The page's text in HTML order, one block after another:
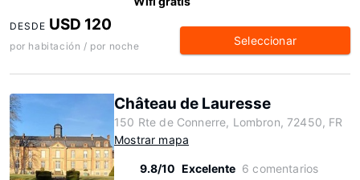
DESDE USD 120
por habitación / por noche Seleccionar
Château de Lauresse
150 Rte de Connerre, Lombron, 72450, FR
Mostrar mapa
9.8/10 Excelente 6 comentarios